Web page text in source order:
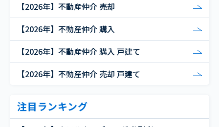
【2026年】不動産仲介 売却
【2026年】不動産仲介 購入
【2026年】不動産仲介 購入 戸建て
【2026年】不動産仲介 売却 戸建て
注目ランキング